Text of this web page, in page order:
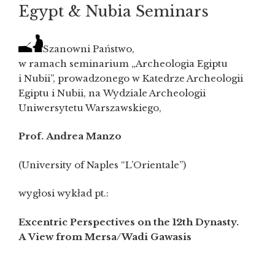
W
Egypt & Nubia Seminars
Szanowni Państwo,
w ramach seminarium „Archeologia Egiptu
i Nubii”, prowadzonego w Katedrze Archeologii
Egiptu i Nubii, na Wydziale Archeologii
Uniwersytetu Warszawskiego,
Prof. Andrea Manzo
(University of Naples “L’Orientale”)
wygłosi wykład pt.:
Excentric Perspectives on the 12th Dynasty.
A View from Mersa/Wadi Gawasis